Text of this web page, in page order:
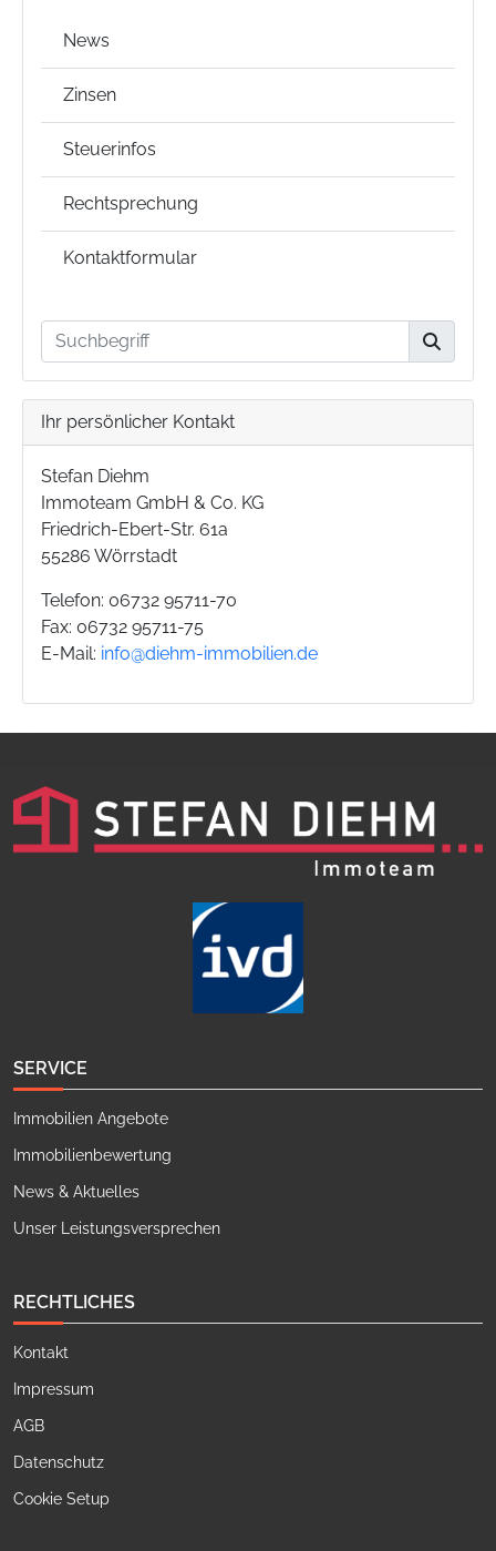
News
Zinsen
Steuerinfos
Rechtsprechung
Kontaktformular
Ihr persönlicher Kontakt
Stefan Diehm
Immoteam GmbH & Co. KG
Friedrich-Ebert-Str. 61a
55286 Wörrstadt
Telefon: 06732 95711-70
Fax: 06732 95711-75
E-Mail: info@diehm-immobilien.de
SERVICE
Immobilien Angebote
Immobilienbewertung
News & Aktuelles
Unser Leistungsversprechen
RECHTLICHES
Kontakt
Impressum
AGB
Datenschutz
Cookie Setup